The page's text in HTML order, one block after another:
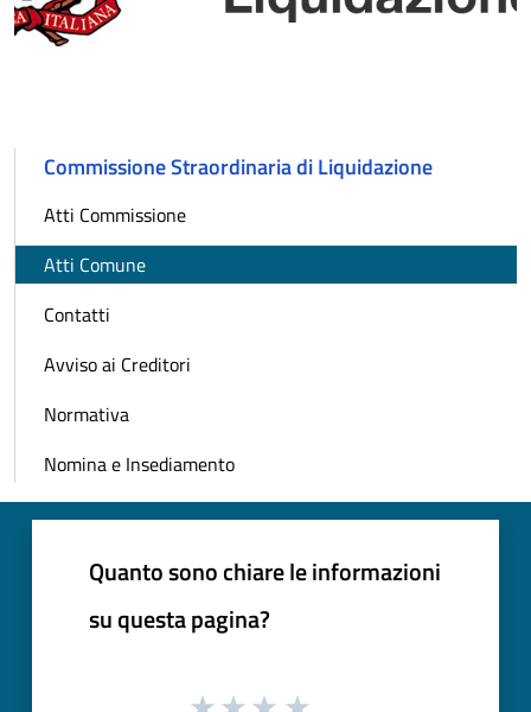
Commissione Straordinaria di Liquidazione
Atti Commissione
Atti Comune
Contatti
Avviso ai Creditori
Normativa
Nomina e Insediamento
Quanto sono chiare le informazioni
su questa pagina?